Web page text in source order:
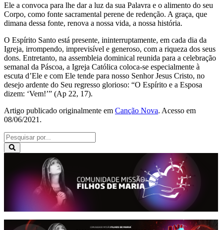
Ele a convoca para lhe dar a luz da sua Palavra e o alimento do seu
Corpo, como fonte sacramental perene de redenção. A graça, que
dimana dessa fonte, renova a nossa vida, a nossa história.
O Espírito Santo está presente, ininterruptamente, em cada dia da
Igreja, irrompendo, imprevisível e generoso, com a riqueza dos seus
dons. Entretanto, na assembleia dominical reunida para a celebração
semanal da Páscoa, a Igreja Católica coloca-se especialmente à
escuta d’Ele e com Ele tende para nosso Senhor Jesus Cristo, no
desejo ardente do Seu regresso glorioso: “O Espírito e a Esposa
dizem: ‘Vem!’” (Ap 22, 17).
Artigo publicado originalmente em Canção Nova. Acesso em
08/06/2021.